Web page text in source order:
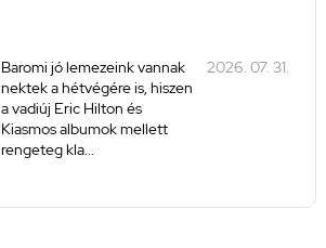
Baromi jó lemezeink vannak
nektek a hétvégére is, hiszen
a vadiúj Eric Hilton és
Kiasmos albumok mellett
rengeteg kla...
2026. 07. 31.